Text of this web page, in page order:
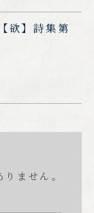
欲】詩集第
ません。